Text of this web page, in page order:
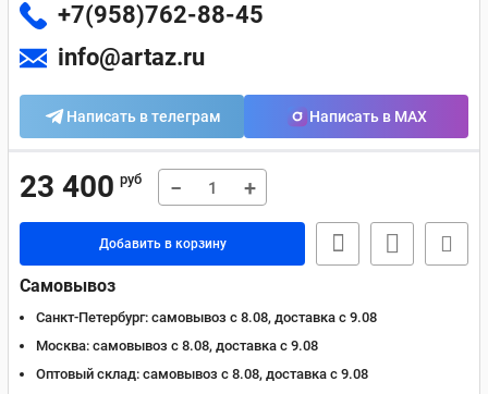
+7(958)762-88-45
info@artaz.ru
Написать в телеграм Написать в MAX
23 400 руб − +
Добавить в корзину
Самовывоз
Санкт-Петербург: самовывоз с 8.08, доставка c 9.08
Москва: самовывоз с 8.08, доставка c 9.08
Оптовый склад: самовывоз с 8.08, доставка c 9.08